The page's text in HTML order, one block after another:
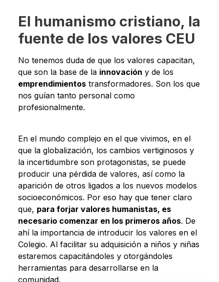
El humanismo cristiano, la
fuente de los valores CEU
No tenemos duda de que los valores capacitan,
que son la base de la innovación y de los
emprendimientostransformadores. Son los que
nos guían tanto personal como
profesionalmente.
En el mundo complejo en el que vivimos, en el
que la globalización, los cambios vertiginosos y
la incertidumbre son protagonistas, se puede
producir una pérdida de valores, así como la
aparición de otros ligados a los nuevos modelos
socioeconómicos. Por eso hay que tener claro
que, para forjar valores humanistas, es
necesario comenzar en los primeros años. De
ahí la importancia de introducir los valores en el
Colegio. Al facilitar su adquisición a niños y niñas
estaremos capacitándoles y otorgándoles
herramientas para desarrollarse en la
comunidad.